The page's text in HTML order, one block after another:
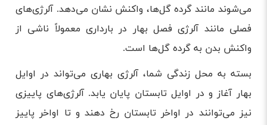
می‌شوند مانند گرده گل‌ها، واکنش نشان می‌دهد. آلرژی‌های
فصلی مانند آلرژی فصل بهار در بارداری معمولاً ناشی از
واکنش بدن به گرده گل‌ها است.
بسته به محل زندگی شما، آلرژی‌ بهاری می‌تواند در اوایل
بهار آغاز و در اوایل تابستان پایان یابد. آلرژی‌های پاییزی
نیز می‌توانند در اواخر تابستان رخ دهند و تا اواخر پاییز